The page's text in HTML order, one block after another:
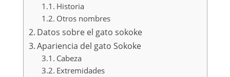
Historia
Otros nombres
Datos sobre el gato sokoke
Apariencia del gato Sokoke
Cabeza
Extremidades